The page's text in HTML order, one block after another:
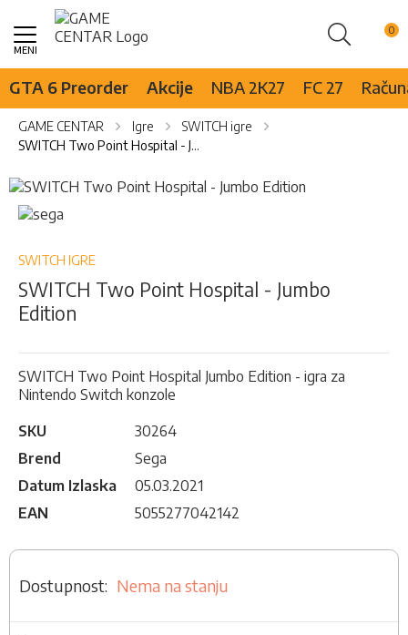
Pretraži
Skip
Content
GTA 6 Preorder Akcije NBA 2K27 FC 27
GAME CENTAR Igre
SWITCH igre
SWITCH Two Point Hospital - Jumbo Edition
Skip
to
the
of
images
gallery
Skip
to
beginning
the
images
SWITCH IGRE
SWITCH Two Point Hospital - Jumbo
Edition
SWITCH Two Point Hospital Jumbo Edition - igra za
Nintendo Switch konzole
SKU
30264
Brend
Sega
Datum Izlaska
05.03.2021
EAN
5055277042142
Nema na stanju